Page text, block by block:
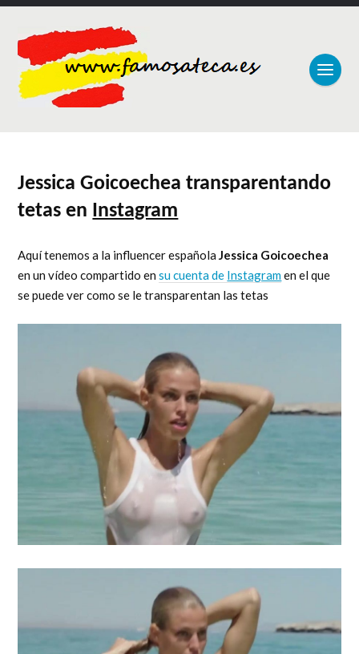
Jessica Goicoechea transparentando
tetas en Instagram
Aquí tenemos a la influencer españolaJessica Goicoechea
en un vídeo compartido ensu cuenta de Instagramen el que
se puede ver como se le transparentan las tetas